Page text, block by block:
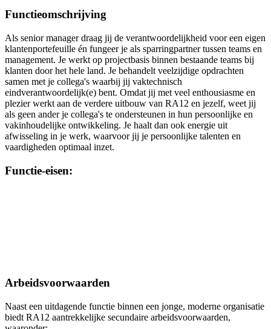
Functieomschrijving
Als senior manager draag jij de verantwoordelijkheid voor een eigen
klantenportefeuille én fungeer je als sparringpartner tussen teams en
management. Je werkt op projectbasis binnen bestaande teams bij
klanten door het hele land. Je behandelt veelzijdige opdrachten
samen met je collega's waarbij jij vaktechnisch
eindverantwoordelijk(e) bent. Omdat jij met veel enthousiasme en
plezier werkt aan de verdere uitbouw van RA12 en jezelf, weet jij
als geen ander je collega's te ondersteunen in hun persoonlijke en
vakinhoudelijke ontwikkeling. Je haalt dan ook energie uit
afwisseling in je werk, waarvoor jij je persoonlijke talenten en
vaardigheden optimaal inzet.
Functie-eisen:
Arbeidsvoorwaarden
Naast een uitdagende functie binnen een jonge, moderne organisatie
biedt RA12 aantrekkelijke secundaire arbeidsvoorwaarden,